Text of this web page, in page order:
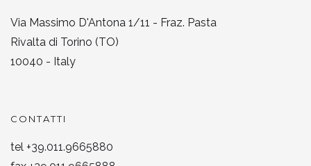
Via Massimo D'Antona 1/11 - Fraz. Pasta
Rivalta di Torino (TO)
10040 - Italy
CONTATTI
tel +39.011.9665880